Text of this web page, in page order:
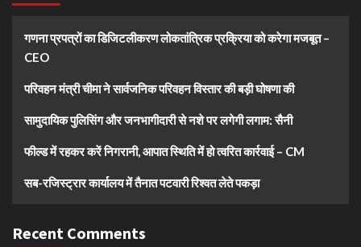
गणना प्रपत्रों का डिजिटलीकरण लोकतांत्रिक प्रक्रिया को करेगा मजबूत –
CEO
परिवहन मंत्री चीमा ने सार्वजनिक परिवहन विस्तार की बड़ी घोषणा की
सामुदायिक पुलिसिंग और जनभागीदारी से नशे पर लगेगी लगाम: सैनी
फील्ड में रहकर करें निगरानी, आपात स्थिति में हो त्वरित कार्रवाई – CM
सब-रजिस्ट्रार कार्यालय में तैनात पटवारी रिश्वत लेते पकड़ा
Recent Comments